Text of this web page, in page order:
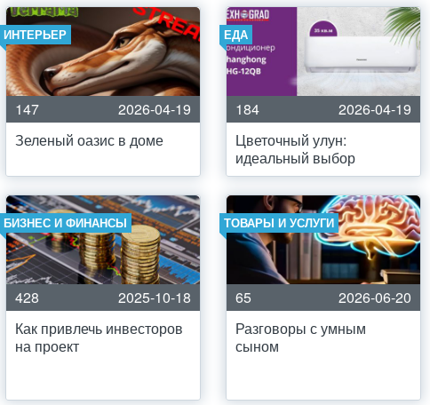
ИНТЕРЬЕР
147
2026-04-19
Зеленый оазис в доме
ЕДА
184
2026-04-19
Цветочный улун:
идеальный выбор
БИЗНЕС И ФИНАНСЫ
428
2025-10-18
Как привлечь инвесторов
на проект
ТОВАРЫ И УСЛУГИ
65
2026-06-20
Разговоры с умным
сыном